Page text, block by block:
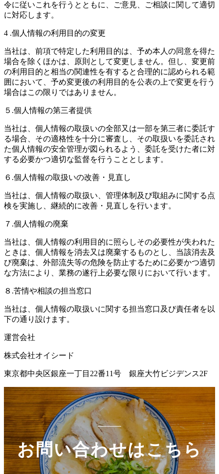
令に従いこれを行うとともに、ご意見、ご相談に関して適切
に対応します。
4 .個人情報の利用目的の変更
当社は、前項で特定した利用目的は、予め本人の同意を得た
場合を除くほかは、原則として変更しません。但し、変更前
の利用目的と相当の関連性を有すると合理的に認められる範
囲において、予め変更後の利用目的を公表の上で変更を行う
場合はこの限りではありません。
５.個人情報の第三者提供
当社は、個人情報の取扱いの全部又は一部を第三者に委託す
る場合、その適格性を十分に審査し、その取扱いを委託され
た個人情報の安全管理が図られるよう、委託を受けた者に対
する必要かつ適切な監督を行うこととします。
６.個人情報の取扱いの改善・見直し
当社は、個人情報の取扱い、管理体制及び取組みに関する点
検を実施し、継続的に改善・見直しを行います。
７.個人情報の廃棄
当社は、個人情報の利用目的に照らしその必要性が失われた
ときは、個人情報を消去又は廃棄するものとし、当該消去及
び廃棄は、外部流失等の危険を防止するために必要かつ適切
な方法により、業務の遂行上必要な限りにおいて行います。
８.苦情や相談の担当窓口
当社は、個人情報の取扱いに関する担当窓口及び責任者を以
下の通り設けます。
運営会社
株式会社オイシード
東京都中央区銀座一丁目22番11号 銀座大竹ビジデンス2F
お問い合わせはこちら